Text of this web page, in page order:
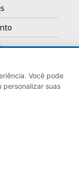
Você pode
personalizar suas